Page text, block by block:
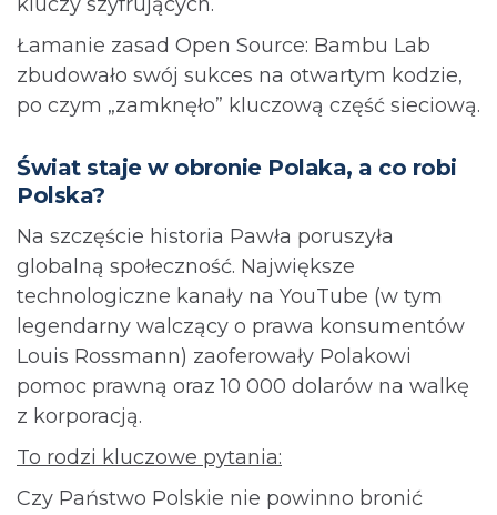
Łamanie zasad Open Source: Bambu Lab
zbudowało swój sukces na otwartym kodzie,
po czym „zamknęło” kluczową część sieciową.
Świat staje w obronie Polaka, a co robi
Polska?
Na szczęście historia Pawła poruszyła
globalną społeczność. Największe
technologiczne kanały na YouTube (w tym
legendarny walczący o prawa konsumentów
Louis Rossmann) zaoferowały Polakowi
pomoc prawną oraz 10 000 dolarów na walkę
z korporacją.
To rodzi kluczowe pytania:
Czy Państwo Polskie nie powinno bronić